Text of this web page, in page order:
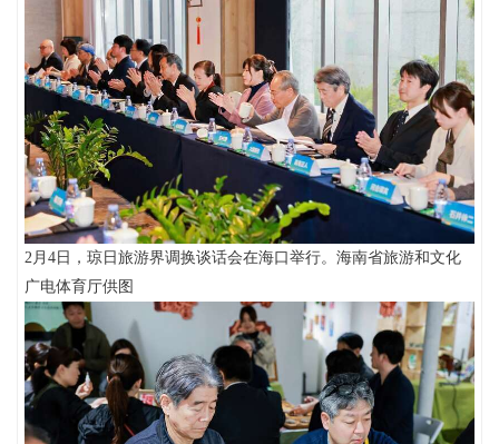
2月4日，琼日旅游界调换谈话会在海口举行。海南省旅游和文化
广电体育厅供图